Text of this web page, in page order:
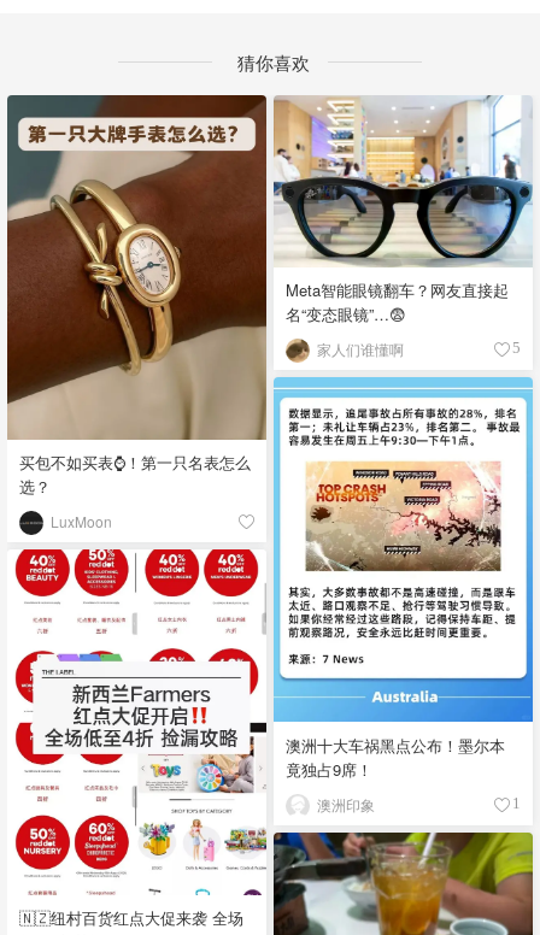
猜你喜欢
买包不如买表⌚️！第一只名表怎么
选？
LuxMoon
Meta智能眼镜翻车？网友直接起
名“变态眼镜”…😨
家人们谁懂啊 5
澳洲十大车祸黑点公布！墨尔本
竟独占9席！
澳洲印象 1
🇳🇿纽村百货红点大促来袭 全场